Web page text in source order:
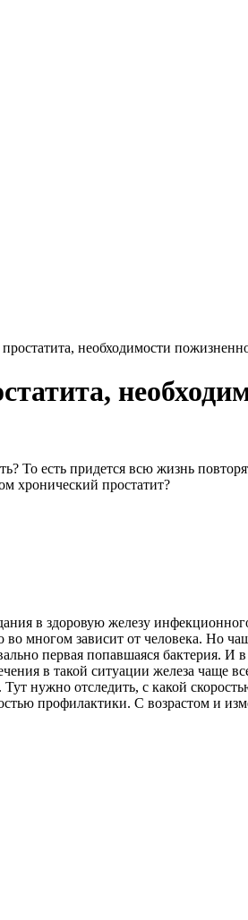
необходимости
То есть придется всю жизнь
хронический простатит?
в здоровую железу
во многом зависит от человека. Но
первая попавшаяся бактерия. И
в такой ситуации железа чаще
нужно отследить, с какой
профилактики. С возрастом и